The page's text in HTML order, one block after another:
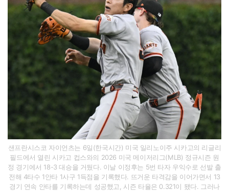
샌프란시스코 자이언츠는 6일(한국시간) 미국 일리노이주 시카고의 리글리
필드에서 열린 시카고 컵스와의 2026 미국 메이저리그(MLB) 정규시즌 원
정 경기에서 18-3 대승을 거뒀다. 이날 이정후는 5번 타자 우익수로 선발 출
전해 4타수 1안타 1사구 1득점을 기록했다. 뜨거운 타격감을 이어가면서 13
경기 연속 안타를 기록하는데 성공했고, 시즌 타율은 0.321이 됐다. 그러나